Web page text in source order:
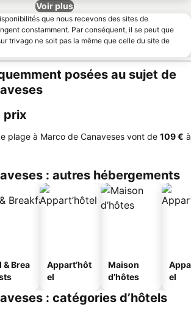
Voir plus
que nous recevons des sites de
constamment. Par conséquent, il se peut que
trivago ne soit pas la même que celle du site de
posées au sujet de
prix
plage à Marco de Canaveses vont de ‎109 € à
: autres hébergements
& Brea
Appart’hôt
el
Maison
d’hôtes
el
: catégories d’hôtels